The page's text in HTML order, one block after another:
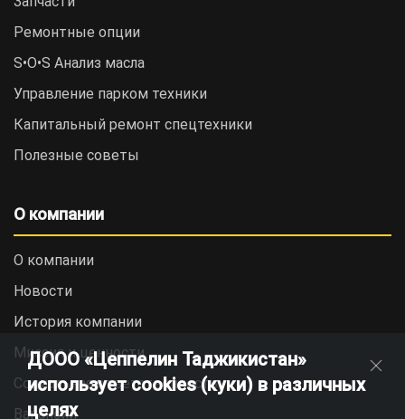
Ремонтные опции
S•O•S Анализ масла
Управление парком техники
Капитальный ремонт спецтехники
Полезные советы
О компании
О компании
Новости
История компании
Миссия и ценности
Социальная ответственность
Вакансии
ДООО «Цеппелин Таджикистан»
использует cookies (куки) в различных
целях